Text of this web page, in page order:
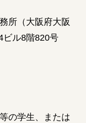
所（大阪府大阪
ビル8階820号
の学生、または